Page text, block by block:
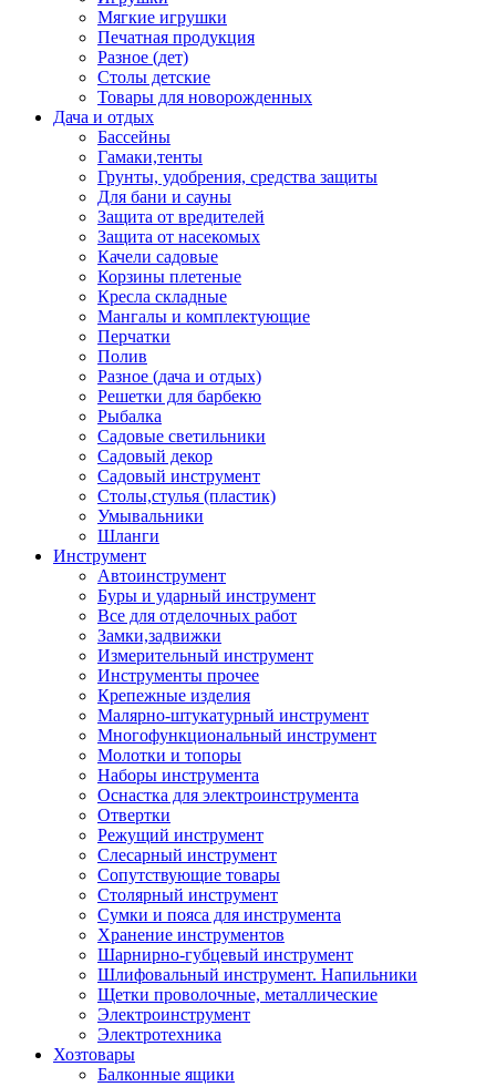
Мягкие игрушки
Печатная продукция
Разное (дет)
Столы детские
Товары для новорожденных
Дача и отдых
Бассейны
Гамаки,тенты
Грунты, удобрения, средства защиты
Для бани и сауны
Защита от вредителей
Защита от насекомых
Качели садовые
Корзины плетеные
Кресла складные
Мангалы и комплектующие
Перчатки
Полив
Разное (дача и отдых)
Решетки для барбекю
Рыбалка
Садовые светильники
Садовый декор
Садовый инструмент
Столы,стулья (пластик)
Умывальники
Шланги
Инструмент
Автоинструмент
Буры и ударный инструмент
Все для отделочных работ
Замки,задвижки
Измерительный инструмент
Инструменты прочее
Крепежные изделия
Малярно-штукатурный инструмент
Многофункциональный инструмент
Молотки и топоры
Наборы инструмента
Оснастка для электроинструмента
Отвертки
Режущий инструмент
Слесарный инструмент
Сопутствующие товары
Столярный инструмент
Сумки и пояса для инструмента
Хранение инструментов
Шарнирно-губцевый инструмент
Шлифовальный инструмент. Напильники
Щетки проволочные, металлические
Электроинструмент
Электротехника
Хозтовары
Балконные ящики